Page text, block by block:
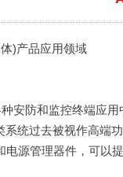
)产品应用领域
安防和监控终端应
统过去被视作高端
源管理器件，可以